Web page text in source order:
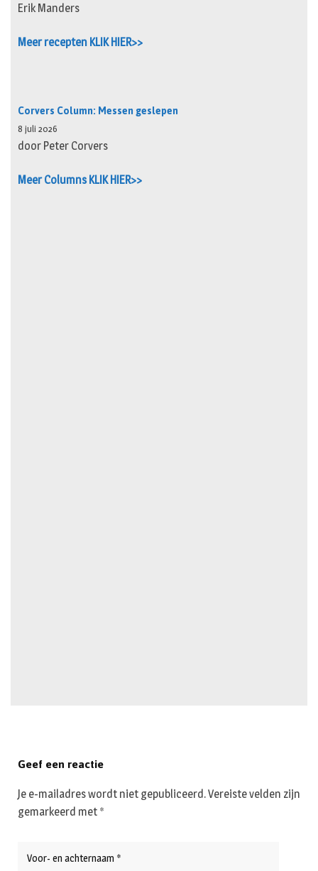
Erik Manders
Meer recepten KLIK HIER>>
Corvers Column: Messen geslepen
8 juli 2026
door Peter Corvers
Meer Columns KLIK HIER>>
Geef een reactie
Je e-mailadres wordt niet gepubliceerd.Vereiste velden zijn
gemarkeerd met *